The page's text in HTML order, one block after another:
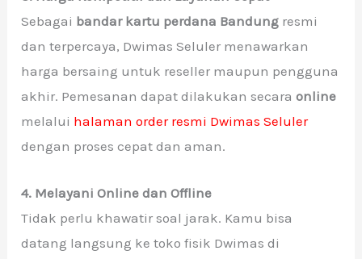
Sebagai bandar kartu perdana Bandung resmi
dan terpercaya, Dwimas Seluler menawarkan
harga bersaing untuk reseller maupun pengguna
akhir. Pemesanan dapat dilakukan secaraonline
melalui halaman order resmi Dwimas Seluler
dengan proses cepat dan aman.
4. Melayani Online dan Offline
Tidak perlu khawatir soal jarak. Kamu bisa
datang langsung ke toko fisik Dwimas di